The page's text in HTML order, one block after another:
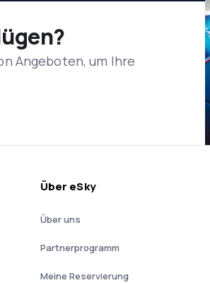
Angeboten, um Ihre
Über eSky
Über uns
Partnerprogramm
Meine Reservierung